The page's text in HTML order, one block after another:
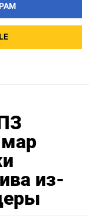
мар
из-